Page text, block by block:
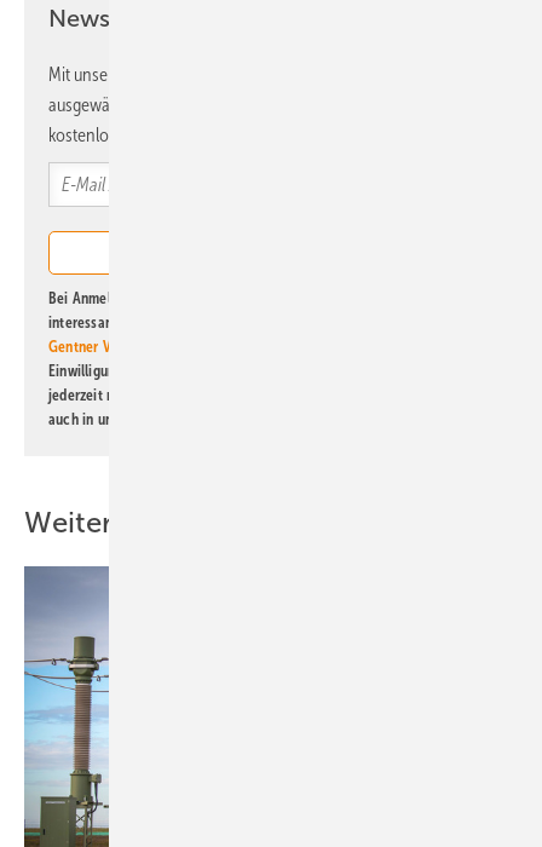
Newsletter!
Mit unserem Newsletter erhalten Sie regelmäßig von uns
ausgewählte Informationen und Neuigkeiten, gebündelt und
kostenlos direkt ins Postfach.
Bei Anmeldung zu diesem Newsletter bin ich damit einverstanden, über
interessante Verlags- und Online-Angebote
Gentner Verlag GmbH & Co. KG
Einwilligung kann ich jederzeit widerrufen und eine Abmeldung ist
jederzeit möglich. Informationen zum Umgang mit Daten finden Sie
auch in unserer
Weitere Inhalte